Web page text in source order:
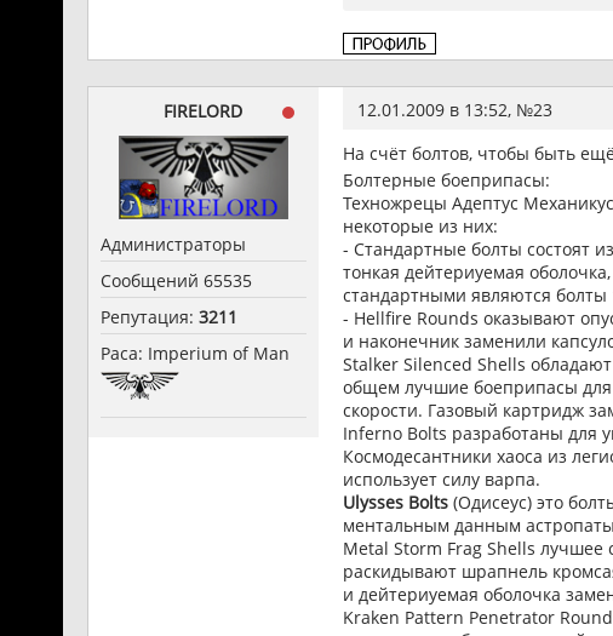
FIRELORD
Администраторы
Сообщений 65535
Репутация: 3211
Раса: Imperium of Man
12.01.2009 в 13:52, №23
На счёт болтов, чтобы быть
Болтерные боеприпасы:
Техножрецы Адептус
некоторые из них:
- Стандартные болты состоят
тонкая дейтериуемая
стандартными являются болты
- Hellfire Rounds оказывают
и наконечник заменили
Stalker Silenced Shells
общем лучшие боеприпасы для
скорости. Газовый картридж
Inferno Bolts разработаны для
Космодесантники хаоса из
использует силу варпа.
Ulysses Bolts(Одисеус) это
ментальным данным
Metal Storm Frag Shells лучшее
раскидывают шрапнель
и дейтериуемая оболочка
Kraken Pattern Penetrator